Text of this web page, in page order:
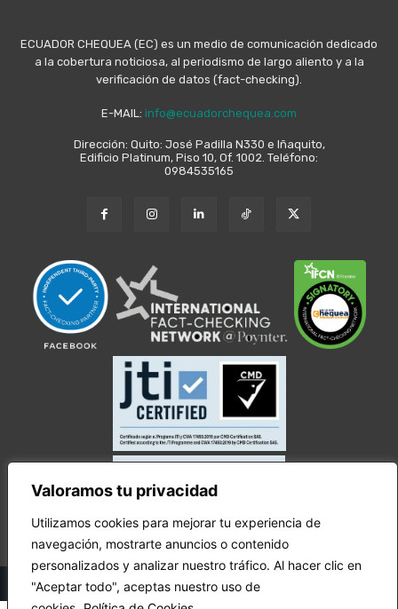
Valoramos tu privacidad
Utilizamos cookies para mejorar tu experiencia de
navegación, mostrarte anuncios o contenido
personalizados y analizar nuestro tráfico. Al hacer clic en
"Aceptar todo", aceptas nuestro uso de
ECUADOR CHEQUEA (EC) es un medio de comunicación dedicado
a la cobertura noticiosa, al periodismo de largo aliento y a la
verificación de datos (fact-checking).
E-MAIL: info@ecuadorchequea.com
Dirección: Quito: José Padilla N330 e Iñaquito,
Edificio Platinum, Piso 10, Of. 1002. Teléfono:
0984535165
© Copyright Ecuador Chequea 2025.